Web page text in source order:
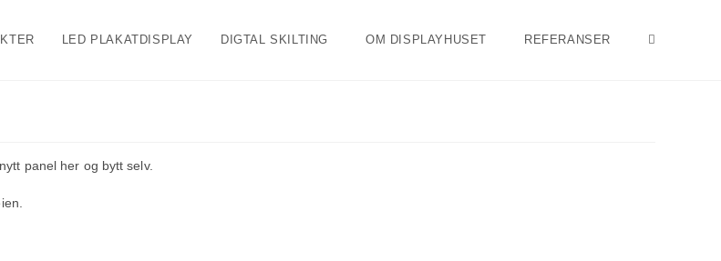
LED PLAKATDISPLAY DIGTAL SKILTING OM DISPLAYHUSET REFERANSER TOGGLE
panel her og bytt selv.